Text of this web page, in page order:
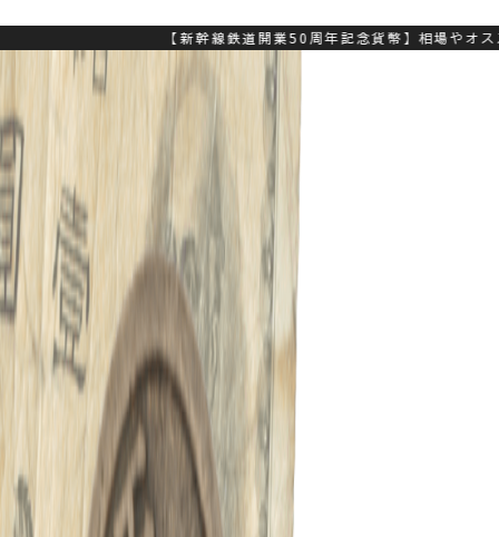
【新幹線鉄道開業50周年記念貨幣】相場やオススメ買取業者